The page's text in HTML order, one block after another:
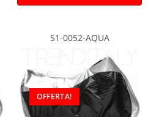
S1-0052-AQUA
OFFERTA!